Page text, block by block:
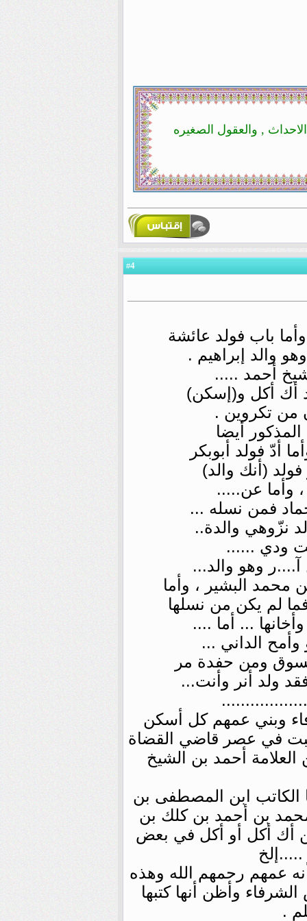
, والعقول الصغيره
4
باب فولد عائشة
والد إبراهيم .
أحمد .....
أك أكل و(إسكن)
من تكروين .
أيضا
أدّ فولد أبوبكر
(أنك والد)
وأما عن.....
فمن نسله ...
نزّوهي والدة..
ودي ......
وهو والد...
محمد البشير ، وأما
لم يكن من نسلها
... أما ....
الداني ...
ومن حفدة مر
ولد أنر وأنت...
وبني عمهم كل أسكن
كتبت في عصر قاضي القضاة
أحمد بن الشيخ
ابن المصطفى بن
بن أحمد بن كلك بن
أك أكل أو أكل في بعض
عمهم رحمهم الله وهذه
وأظن أنها كتبها
.